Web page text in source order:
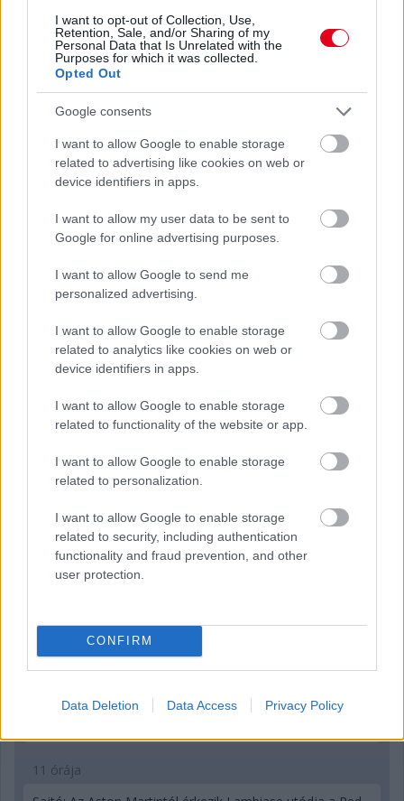
I want to opt-out of Collection, Use,
Retention, Sale, and/or Sharing of my
Personal Data that Is Unrelated with the
Purposes for which it was collected.
Opted Out
Google consents
I want to allow Google to enable storage
related to advertising like cookies on web or
device identifiers in apps.
I want to allow my user data to be sent to
Google for online advertising purposes.
I want to allow Google to send me
personalized advertising.
I want to allow Google to enable storage
related to analytics like cookies on web or
device identifiers in apps.
I want to allow Google to enable storage
related to functionality of the website or app.
I want to allow Google to enable storage
related to personalization.
I want to allow Google to enable storage
related to security, including authentication
functionality and fraud prevention, and other
user protection.
CONFIRM
Data Deletion Data Access Privacy Policy
autóversenyzés tartoznak.
részletek
frissebb anyagok korábbi anyagok
Hallgasd meg a Formula Podcast
Kövess minket a Facebookon
Parc Fermé
MotoGP: Bezzecchi közel egy másodpercet javított a
11 órája